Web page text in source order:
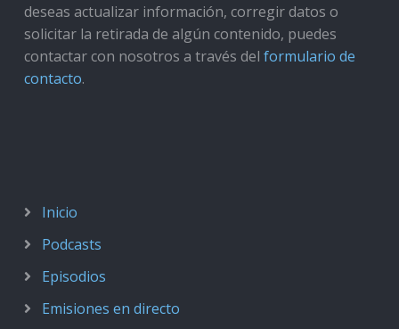
deseas actualizar información, corregir datos o
solicitar la retirada de algún contenido, puedes
contactar con nosotros a través del formulario de
contacto.
Inicio
Podcasts
Episodios
Emisiones en directo